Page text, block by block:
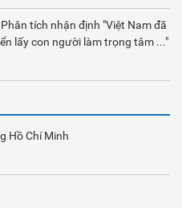
tích nhận định "Việt Nam đã
lấy con người làm trọng tâm ..."
Hồ Chí Minh